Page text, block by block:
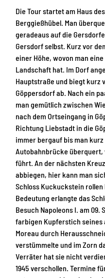
Die Tour startet am Haus
Berggießhübel. Man
geradeaus auf die
Gersdorf selbst. Kurz vor
einer Höhe, wovon man
Landschaft hat. Im Dorf
Hauptstraße und biegt kurz
Göppersdorf ab. Nach ein
man gemütlich zwischen
nach dem Ortseingang in
Richtung Liebstadt in die
immer bergauf bis man
Autobahnbrücke überquert,
führt. An der nächsten
abbiegen, hier kann man
Schloss Kuckuckstein
Bedeutung erlangte das
Besuch Napoleons I. am 09.
farbigen Kupferstich seines
Moreau durch
verstümmelte und im Zorn
Verräter hat sie nicht
1945 verschollen. Termine